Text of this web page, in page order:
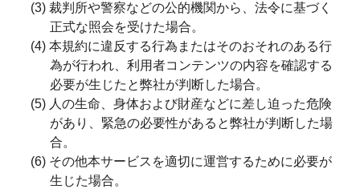
(3) 裁判所や警察などの公的機関から、法令に基づく
正式な照会を受けた場合。
(4) 本規約に違反する行為またはそのおそれのある行
為が行われ、利用者コンテンツの内容を確認する
必要が生じたと弊社が判断した場合。
(5) 人の生命、身体および財産などに差し迫った危険
があり、緊急の必要性があると弊社が判断した場
合。
(6) その他本サービスを適切に運営するために必要が
生じた場合。